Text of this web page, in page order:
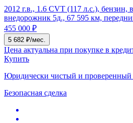
2012 г.в., 1.6 CVT (117 л.с.), бензин,
внедорожник 5д., 67 595 км,
455 000 ₽
5 682 ₽/мес.
Цена актуальна при покупке в
Купить
Юридически чистый и проверенный
Безопасная сделка